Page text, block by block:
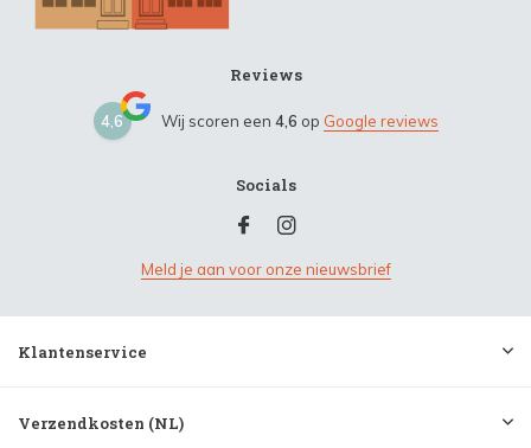
Reviews
4,6 Wij scoren een 4,6 op Google reviews
Socials
Meld je aan voor onze nieuwsbrief
Klantenservice
Verzendkosten (NL)